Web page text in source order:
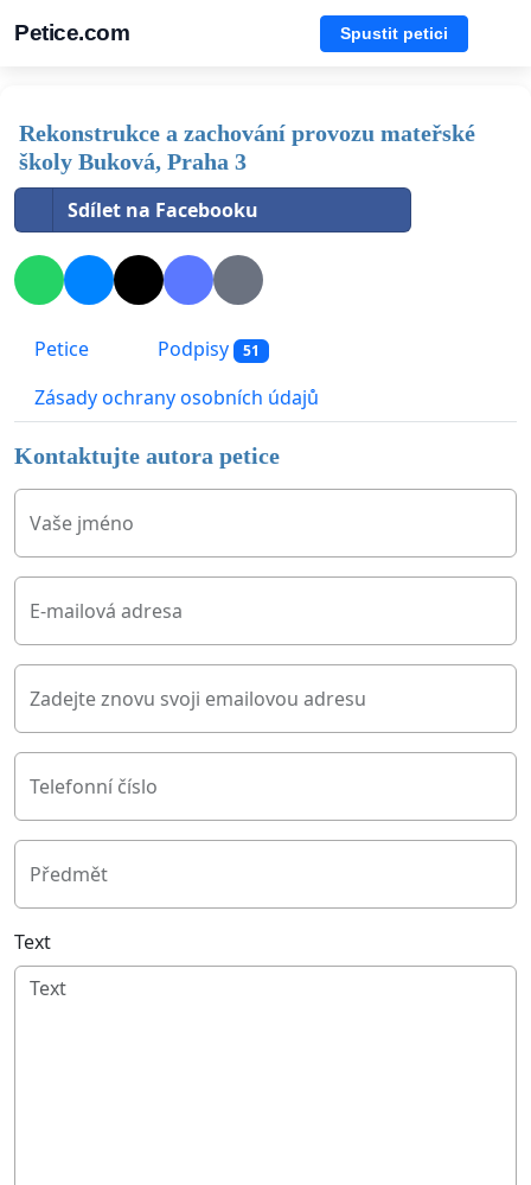
Petice.com Spustit petici
Rekonstrukce a zachování provozu mateřské
školy Buková, Praha 3
Sdílet na Facebooku
Petice Podpisy 51
Zásady ochrany osobních údajů
Kontaktujte autora petice
Vaše jméno
E-mailová adresa
Zadejte znovu svoji emailovou adresu
Telefonní číslo
Předmět
Text